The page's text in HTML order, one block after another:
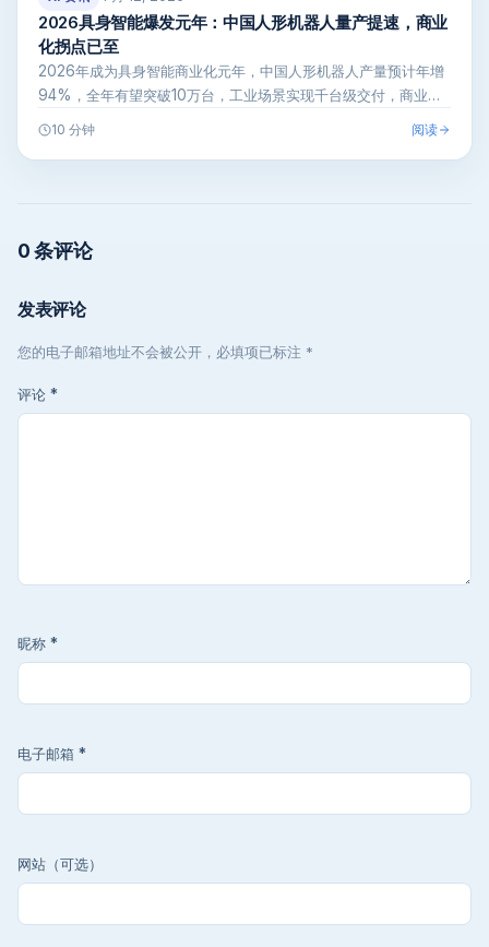
2026具身智能爆发元年：中国人形机器人量产提速，商业
化拐点已至
2026年成为具身智能商业化元年，中国人形机器人产量预计年增
94%，全年有望突破10万台，工业场景实现千台级交付，商业化
10 分钟 阅读
0 条评论
发表评论
您的电子邮箱地址不会被公开，必填项已标注 *
评论 *
昵称 *
电子邮箱 *
网站（可选）